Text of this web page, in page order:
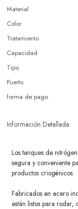
Material
Color
Tratamiento
Capacidad
Tipo
Puerto
forma de pago
Información Detallada
Los tanques de
segura y conveniente
productos criogénicos.
Fabricados en acero
están listos para rodar,